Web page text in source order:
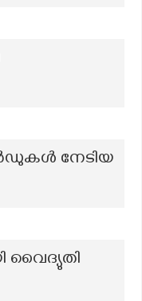
നേടിയ
വൈദ്യുതി